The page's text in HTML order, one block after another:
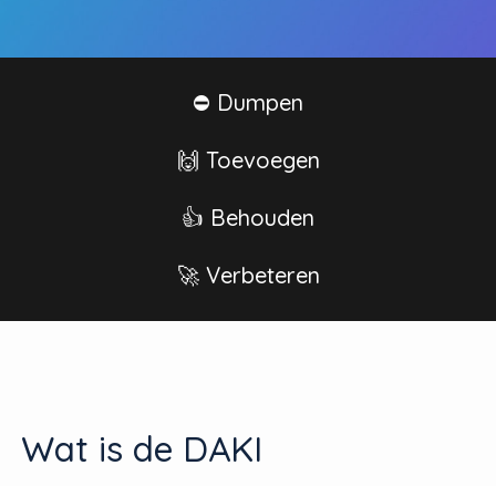
⛔️ Dumpen
🙌 Toevoegen
👍 Behouden
🚀 Verbeteren
Wat is de DAKI